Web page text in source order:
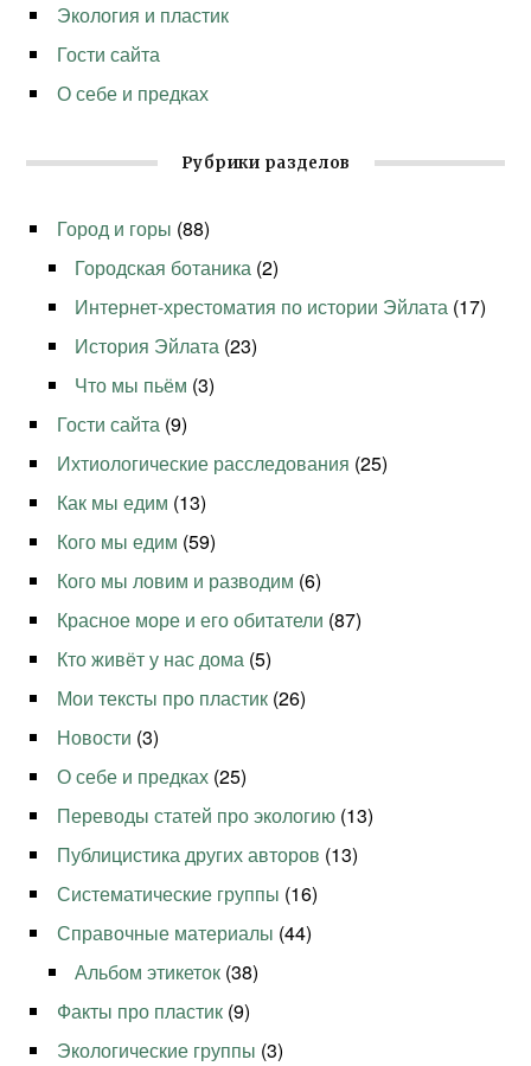
Экология и пластик
Гости сайта
О себе и предках
Рубрики разделов
Город и горы (88)
Городская ботаника (2)
Интернет-хрестоматия по истории Эйлата (17)
История Эйлата (23)
Что мы пьём (3)
Гости сайта (9)
Ихтиологические расследования (25)
Как мы едим (13)
Кого мы едим (59)
Кого мы ловим и разводим (6)
Красное море и его обитатели (87)
Кто живёт у нас дома (5)
Мои тексты про пластик (26)
Новости (3)
О себе и предках (25)
Переводы статей про экологию (13)
Публицистика других авторов (13)
Систематические группы (16)
Справочные материалы (44)
Альбом этикеток (38)
Факты про пластик (9)
Экологические группы (3)